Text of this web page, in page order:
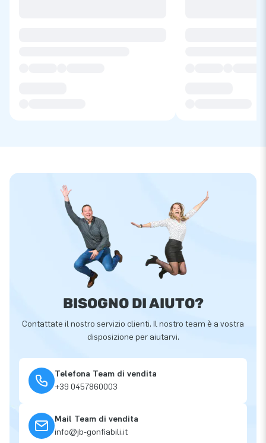
BISOGNO DI AIUTO?
Contattate il nostro servizio clienti. Il nostro team è a vostra
disposizione per aiutarvi.
Telefona Team di vendita
+39 0457860003
Mail Team di vendita
info@jb-gonfiabili.it